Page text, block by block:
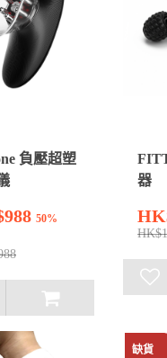
負壓超塑
50%
器
缺貨